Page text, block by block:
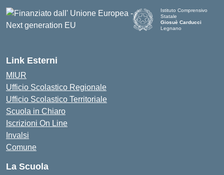
Istituto Comprensivo
Statale
Giosuè Carducci
Legnano
Link Esterni
MIUR
Ufficio Scolastico Regionale
Ufficio Scolastico Territoriale
Scuola in Chiaro
Iscrizioni On Line
Invalsi
Comune
La Scuola